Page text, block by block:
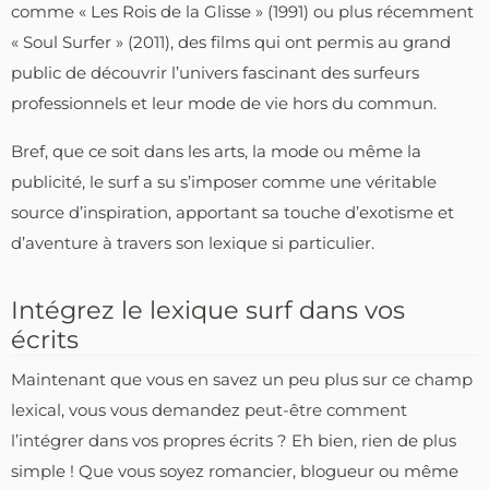
comme « Les Rois de la Glisse » (1991) ou plus récemment
« Soul Surfer » (2011), des films qui ont permis au grand
public de découvrir l’univers fascinant des surfeurs
professionnels et leur mode de vie hors du commun.
Bref, que ce soit dans les arts, la mode ou même la
publicité, le surf a su s’imposer comme une véritable
source d’inspiration, apportant sa touche d’exotisme et
d’aventure à travers son lexique si particulier.
Intégrez le lexique surf dans vos
écrits
Maintenant que vous en savez un peu plus sur ce champ
lexical, vous vous demandez peut-être comment
l’intégrer dans vos propres écrits ? Eh bien, rien de plus
simple ! Que vous soyez romancier, blogueur ou même